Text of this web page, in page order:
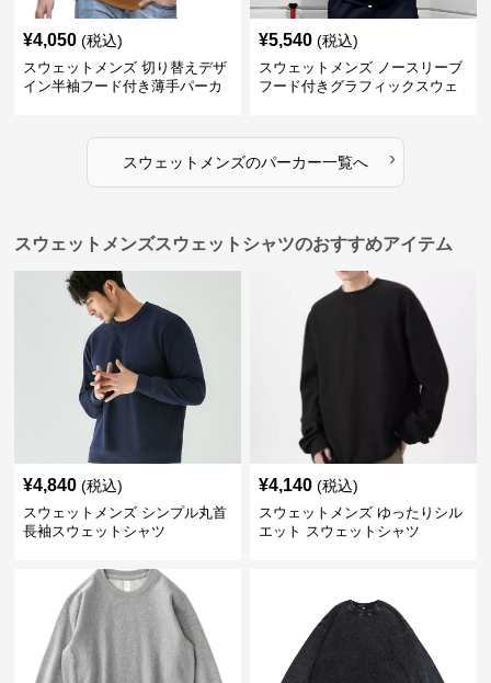
¥4,050 (税込)
スウェットメンズ 切り替えデザ
イン半袖フード付き薄手パーカ
¥5,540 (税込)
スウェットメンズ ノースリーブ
フード付きグラフィックスウェ
スウェットメンズのパーカー一覧へ ›
スウェットメンズスウェットシャツのおすすめアイテム
¥4,840 (税込)
スウェットメンズ シンプル丸首
長袖スウェットシャツ
¥4,140 (税込)
スウェットメンズ ゆったりシル
エット スウェットシャツ